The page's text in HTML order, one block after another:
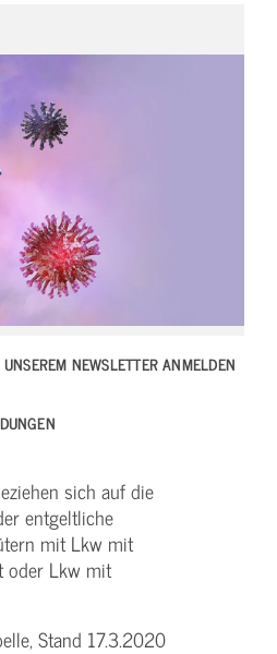
NEWSLETTER ANMELDEN
sich auf die
entgeltliche
mit Lkw mit
oder Lkw mit
Stand 17.3.2020